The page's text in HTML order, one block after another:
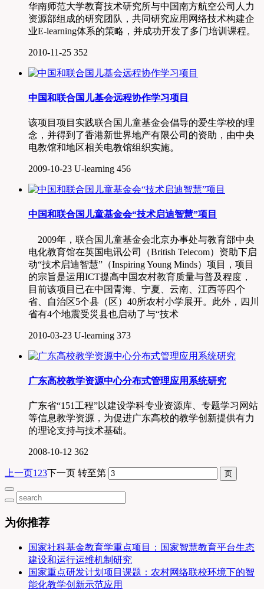
华南师范大学教育技术研究所与中国南方航空公司人力
资源部组成的研究团队，共同研究应用网络技术构建企
业E-learning体系的策略，并成功开发了多门培训课程。
2010-11-25 352
中国和联合国儿基会远程协作学习项目
该项目项目实践联合国儿童基金会倡导的爱生学校的理
念，并得到了香港新世界地产有限公司的资助，由中央
电教馆和地区相关电教馆组织实施。
2009-10-23 U-learning 456
中国和联合国儿童基金会“技术启迪智慧”项目
2009年，联合国儿童基金会北京办事处与教育部中央
电化教育馆在英国电讯公司（British Telecom）资助下启
动“技术启迪智慧”（Inspiring Young Minds）项目，项目
的宗旨是运用ICT提高中国农村教育质量与普及程度，
目前该项目已在中国青海、宁夏、云南、江西等四个
省、自治区5个县（区）40所农村小学展开。此外，四川
省有4个地震受災县也启动了与“技术
2010-03-23 U-learning 373
广东高校教学资源中心分布式管理应用系统研究
广东省“151工程”以建设学科专业资源库、专题学习网站
等信息教学资源，为促进广东高校的教学创新提供有力
的理论支持与技术基础。
2008-10-12 362
上一页1 23下一页 转至第
为你推荐
国家社科基金教育学重点项目：国家智慧教育平台生态
建设和运行运维机制研究
国家重点研发计划项目课题：农村网络联校环境下的智
能化教学创新示范应用